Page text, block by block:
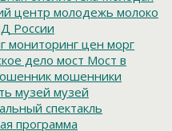
центр молодежь молоко
России
мониторинг цен морг
дело мост Мост в
мошенники
музей музей
спектакль
программа